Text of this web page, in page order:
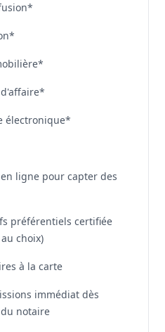
électronique*
ligne pour capter des
préférentiels certifiée
choix)
à la carte
immédiat dès
notaire